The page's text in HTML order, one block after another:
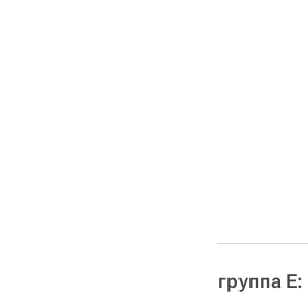
группа Е: